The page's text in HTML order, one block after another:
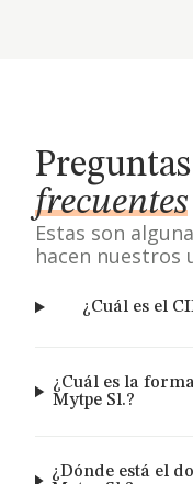
Preguntas
frecuentes
Estas son
hacen nuestros
¿Cuál es el
¿Cuál es la
Mytpe Sl.?
¿Dónde está el